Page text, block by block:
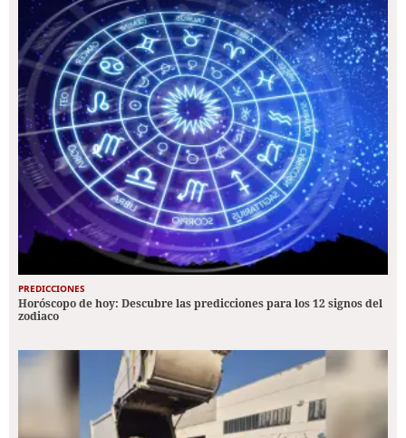
PREDICCIONES
Horóscopo de hoy: Descubre las predicciones para los 12 signos del
zodiaco